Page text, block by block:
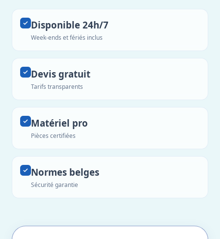
Disponible 24h/7
Week-ends et fériés inclus
Devis gratuit
Tarifs transparents
Matériel pro
Pièces certifiées
Normes belges
Sécurité garantie